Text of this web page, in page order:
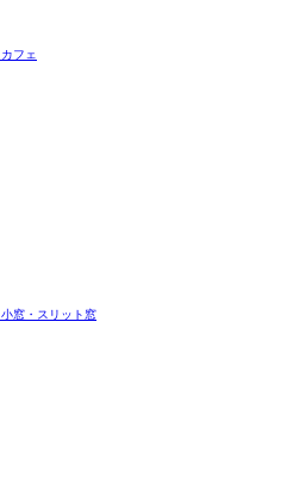
カフェ
小窓・スリット窓